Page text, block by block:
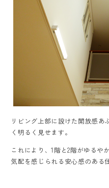
リビング上部に設けた開放感
く明るく見せます。
これにより、1階と2階がゆるや
気配を感じられる安心感のある